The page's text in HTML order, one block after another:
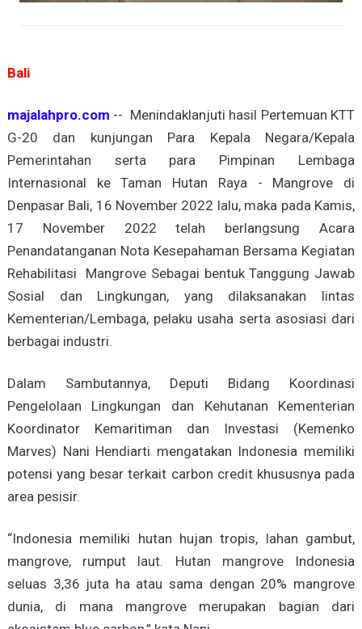
Bali
majalahpro.com -- Menindaklanjuti hasil Pertemuan KTT
G-20 dan kunjungan Para Kepala Negara/Kepala
Pemerintahan serta para Pimpinan Lembaga
Internasional ke Taman Hutan Raya - Mangrove di
Denpasar Bali, 16 November 2022 lalu, maka pada Kamis,
17 November 2022 telah berlangsung Acara
Penandatanganan Nota Kesepahaman Bersama Kegiatan
Rehabilitasi Mangrove Sebagai bentuk Tanggung Jawab
Sosial dan Lingkungan, yang dilaksanakan lintas
Kementerian/Lembaga, pelaku usaha serta asosiasi dari
berbagai industri.
Dalam Sambutannya, Deputi Bidang Koordinasi
Pengelolaan Lingkungan dan Kehutanan Kementerian
Koordinator Kemaritiman dan Investasi (Kemenko
Marves) Nani Hendiarti mengatakan Indonesia memiliki
potensi yang besar terkait carbon credit khususnya pada
area pesisir.
“Indonesia memiliki hutan hujan tropis, lahan gambut,
mangrove, rumput laut. Hutan mangrove Indonesia
seluas 3,36 juta ha atau sama dengan 20% mangrove
dunia, di mana mangrove merupakan bagian dari